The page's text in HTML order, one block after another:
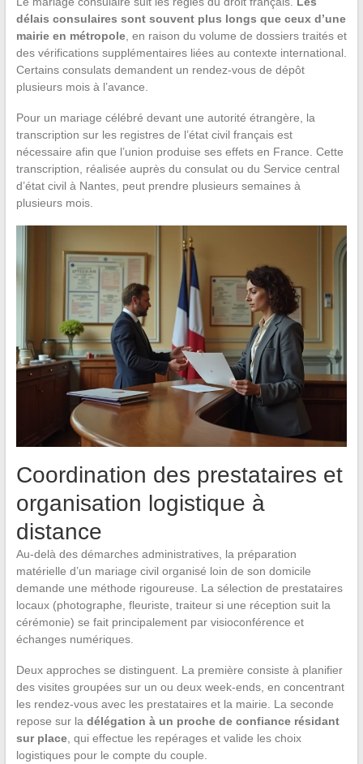
délais consulaires sont souvent plus longs que ceux d’une
mairie en métropole, en raison du volume de dossiers traités et
des vérifications supplémentaires liées au contexte international.
Certains consulats demandent un rendez-vous de dépôt
plusieurs mois à l’avance.
Pour un mariage célébré devant une autorité étrangère, la
transcription sur les registres de l’état civil français est
nécessaire afin que l’union produise ses effets en France. Cette
transcription, réalisée auprès du consulat ou du Service central
d’état civil à Nantes, peut prendre plusieurs semaines à
plusieurs mois.
Coordination des prestataires et
organisation logistique à
distance
Au-delà des démarches administratives, la préparation
matérielle d’un mariage civil organisé loin de son domicile
demande une méthode rigoureuse. La sélection de prestataires
locaux (photographe, fleuriste, traiteur si une réception suit la
cérémonie) se fait principalement par visioconférence et
échanges numériques.
Deux approches se distinguent. La première consiste à planifier
des visites groupées sur un ou deux week-ends, en concentrant
les rendez-vous avec les prestataires et la mairie. La seconde
repose sur la délégation à un proche de confiance résidant
sur place, qui effectue les repérages et valide les choix
logistiques pour le compte du couple.